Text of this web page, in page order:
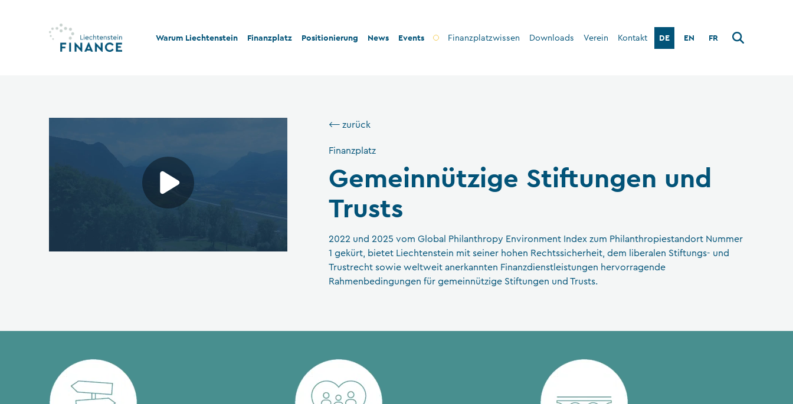
Warum Liechtenstein
Stiftungswesen
Finanzplatz
Vermögensverwaltung
Wirtschaftsprüfung
Versicherungsvermittler
CFA Society Liechtenstein
Positionierung
Konformität
Nachhaltigkeit
News Events Finanzplatzwissen Downloads Verein Kontakt DE EN FR
⟵ zurück
Finanzplatz
Gemeinnützige Stiftungen und
Trusts
2022 und 2025 vom Global Philanthropy Environment Index zum Philanthropiestandort Nummer
1 gekürt, bietet Liechtenstein mit seiner hohen Rechtssicherheit, dem liberalen Stiftungs- und
Trustrecht sowie weltweit anerkannten Finanzdienstleistungen hervorragende
Rahmenbedingungen für gemeinnützige Stiftungen und Trusts.